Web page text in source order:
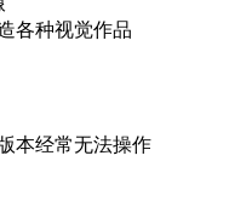
各种视觉作品
本经常无法操作